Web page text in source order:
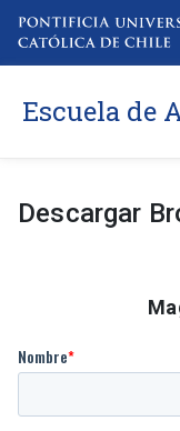
Escuela de
Descargar